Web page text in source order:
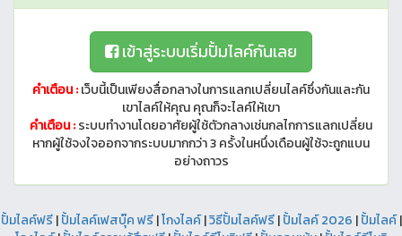
เข้าสู่ระบบเริ่มปั้มไลค์กันเลย
คำเตือน :เว็บนี้เป็นเพียงสื่อกลางในการแลกเปลี่ยนไลค์ซึ่งกันและกัน
เขาไลค์ให้คุณ คุณก็จะไลค์ให้เขา
คำเตือน :ระบบทำงานโดยอาศัยผู้ใช้ตัวกลางเช่นกลไกการแลกเปลี่ยน
หากผู้ใช้จงใจออกจากระบบมากกว่า 3 ครั้งในหนึ่งเดือนผู้ใช้จะถูกแบน
อย่างถาวร
ปั้มไลค์ฟรี|ปั้มไลค์เฟสบุ๊ค ฟรี|โกงไลค์|วิธีปั้มไลค์ฟรี|ปั้มไลค์ 2026 |ปั้มไลค์|